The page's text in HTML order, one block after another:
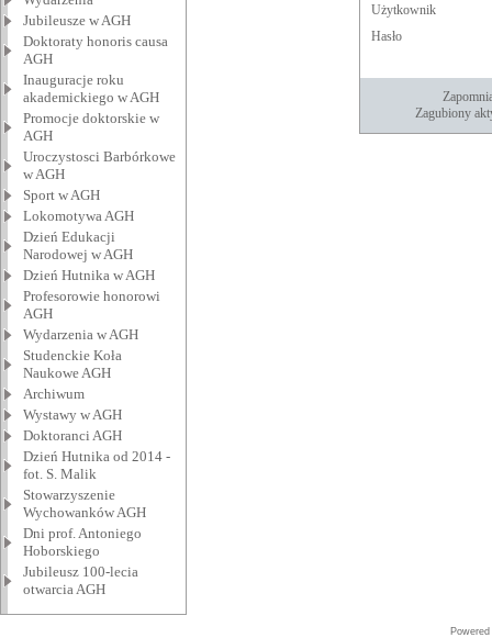
Jubileusze w AGH
Doktoraty honoris causa
AGH
Inauguracje roku
akademickiego w AGH
Promocje doktorskie w
AGH
Uroczystosci Barbórkowe
w AGH
Sport w AGH
Lokomotywa AGH
Dzień Edukacji
Narodowej w AGH
Dzień Hutnika w AGH
Profesorowie honorowi
AGH
Wydarzenia w AGH
Studenckie Koła
Naukowe AGH
Archiwum
Wystawy w AGH
Doktoranci AGH
Dzień Hutnika od 2014 -
fot. S. Malik
Stowarzyszenie
Wychowanków AGH
Dni prof. Antoniego
Hoborskiego
Jubileusz 100-lecia
otwarcia AGH
Użytkownik
Hasło
Zagubiony